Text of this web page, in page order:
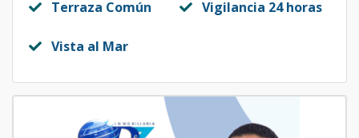
Terraza Común Vigilancia 24 horas
Vista al Mar